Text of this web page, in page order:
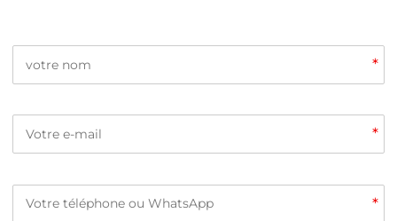
*
*
*